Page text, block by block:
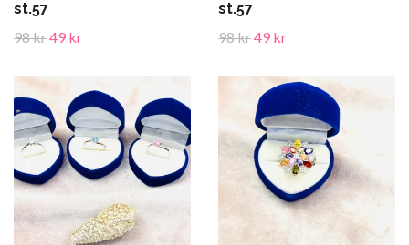
st.57
98 kr49 kr
st.57
98 kr49 kr